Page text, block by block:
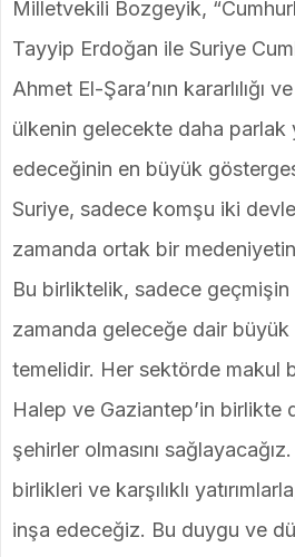
Milletvekili Bozgeyik,
Tayyip Erdoğan ile Suriye
Ahmet El-Şara’nın kararlılığı
ülkenin gelecekte daha parlak
edeceğinin en büyük
Suriye, sadece komşu iki
zamanda ortak bir
Bu birliktelik, sadece geçmişin
zamanda geleceğe dair
temelidir. Her sektörde makul
Halep ve Gaziantep’in birlikte
şehirler olmasını
birlikleri ve karşılıklı
inşa edeceğiz. Bu duygu ve